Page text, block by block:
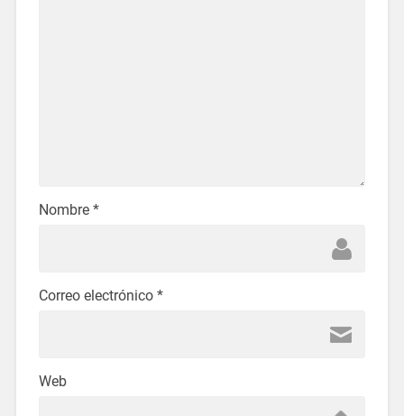
Nombre *
Correo electrónico *
Web